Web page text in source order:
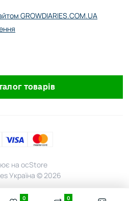
0 0
GROWDIARIES.COM.UA
товарів
на ocStore
Україна © 2026